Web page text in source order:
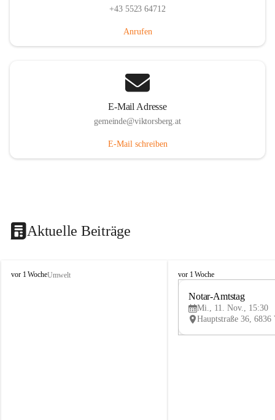
+43 5523 64712
Anrufen
E-Mail Adresse
gemeinde@viktorsberg.at
E-Mail schreiben
Aktuelle Beiträge
V
vor 1 WocheUmwelt
V
vor 1 Woche
Notar-Amtstag
Mi., 11. Nov., 15:30